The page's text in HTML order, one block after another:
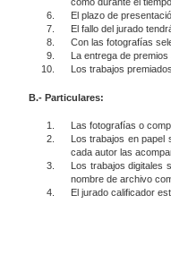
El plazo de
El fallo del jurado
Con las fotografías
La entrega de
Los trabajos
B.- Particulares:
Las fotografías o
Los trabajos en
cada autor las
Los trabajos
nombre de archivo
El jurado calificador